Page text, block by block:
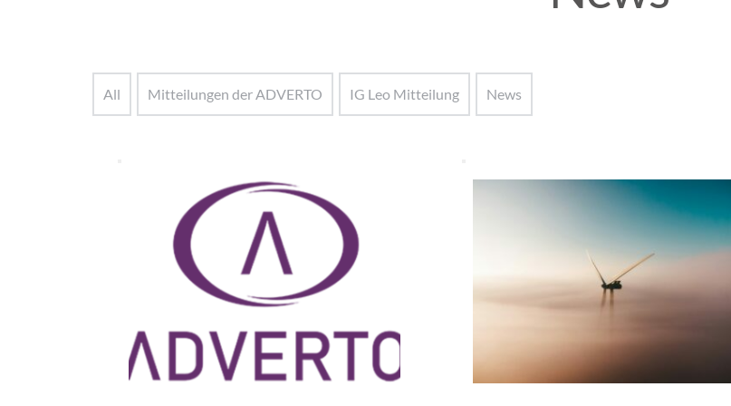
All Mitteilungen der ADVERTO IG Leo Mitteilung News